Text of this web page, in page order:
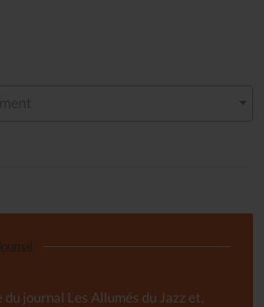
du journal Les Allumés du Jazz et,